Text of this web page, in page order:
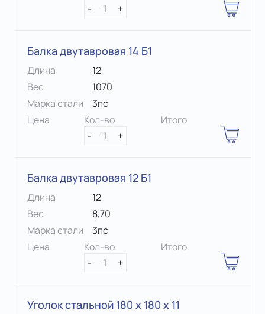
- 1 +
Балка двутавровая 14 Б1
Длина
12
Вес
1070
Марка стали
3пс
Цена
Кол-во
-
1 +
Итого
Балка двутавровая 12 Б1
Длина
12
Вес
8,70
Марка стали
3пс
Цена
Кол-во
-
1 +
Итого
Уголок стальной 180 х 180 x 11